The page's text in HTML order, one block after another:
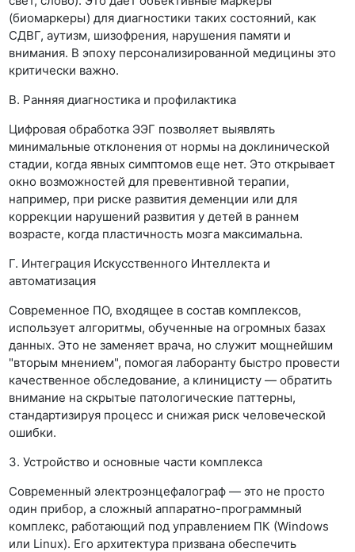
(биомаркеры) для диагностики таких состояний, как
СДВГ, аутизм, шизофрения, нарушения памяти и
внимания. В эпоху персонализированной медицины это
критически важно.
В. Ранняя диагностика и профилактика
Цифровая обработка ЭЭГ позволяет выявлять
минимальные отклонения от нормы на доклинической
стадии, когда явных симптомов еще нет. Это открывает
окно возможностей для превентивной терапии,
например, при риске развития деменции или для
коррекции нарушений развития у детей в раннем
возрасте, когда пластичность мозга максимальна.
Г. Интеграция Искусственного Интеллекта и
автоматизация
Современное ПО, входящее в состав комплексов,
использует алгоритмы, обученные на огромных базах
данных. Это не заменяет врача, но служит мощнейшим
"вторым мнением", помогая лаборанту быстро провести
качественное обследование, а клиницисту — обратить
внимание на скрытые патологические паттерны,
стандартизируя процесс и снижая риск человеческой
ошибки.
3. Устройство и основные части комплекса
Современный электроэнцефалограф — это не просто
один прибор, а сложный аппаратно-программный
комплекс, работающий под управлением ПК (Windows
или Linux). Его архитектура призвана обеспечить